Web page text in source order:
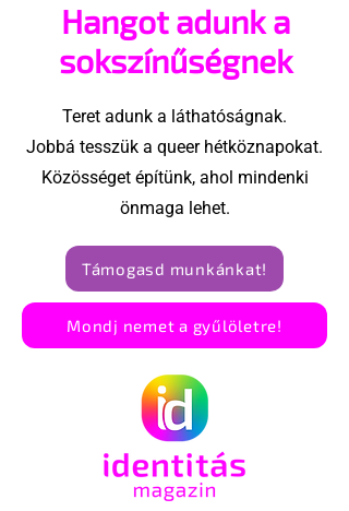
Hangot adunk a
sokszínűségnek
Teret adunk a láthatóságnak.
Jobbá tesszük a queer hétköznapokat.
Közösséget építünk, ahol mindenki
önmaga lehet.
Támogasd munkánkat!
Mondj nemet a gyűlöletre!